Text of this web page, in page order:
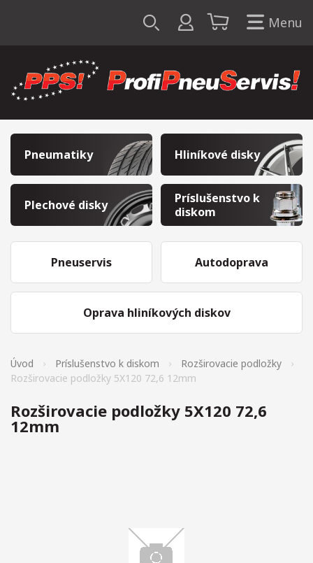
Menu
Pneumatiky Hliníkové disky
Plechové disky
Príslušenstvo k
diskom
Pneuservis
Oprava hliníkových diskov
Autodoprava
Úvod Príslušenstvo k diskom
Rozširovacie podložky
Rozširovacie podložky 5X120 72,6 12mm
Rozširovacie podložky 5X120 72,6
12mm